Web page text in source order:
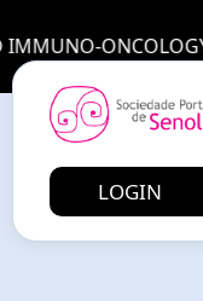
LOGIN
ONCOLOGY